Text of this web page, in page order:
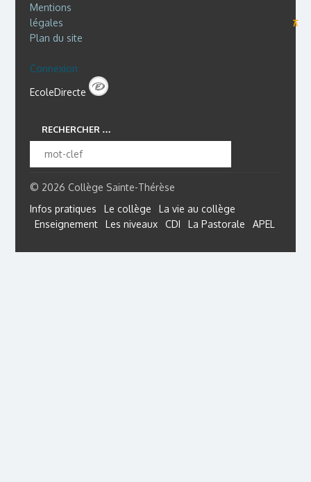
Mentions
légales
⊼
Plan du site
Connexion
EcoleDirecte
RECHERCHER …
© 2026 Collège Sainte-Thérèse
Infos pratiques
Le collège
La vie au collège
Enseignement
Les niveaux CDI La Pastorale APEL